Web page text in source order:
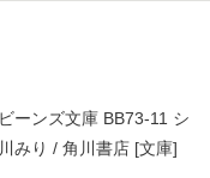
ーンズ文庫 BB73-11 シ
みり / 角川書店 [文庫]